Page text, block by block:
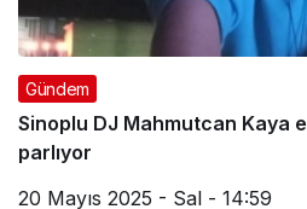
Gündem
Sinoplu DJ Mahmutcan Kaya
parlıyor
20 Mayıs 2025 - Sal - 14:59